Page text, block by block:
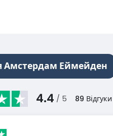
Амстердам Еймейден
4.4 / 5 89 Відгуки